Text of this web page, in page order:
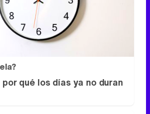
sin razón? Estas